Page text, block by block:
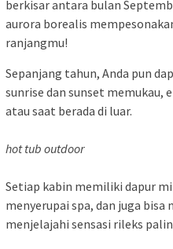
berkisar antara bulan
aurora borealis
ranjangmu!
Sepanjang tahun, Anda pun
sunrise dan sunset memukau,
atau saat berada di luar.
hot tub outdoor
Setiap kabin memiliki dapur
menyerupai spa, dan juga bisa
menjelajahi sensasi rileks